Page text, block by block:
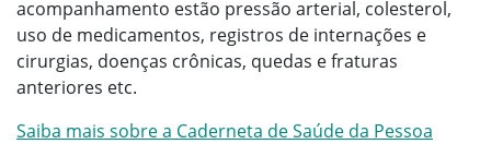
acompanhamento estão pressão arterial, colesterol,
uso de medicamentos, registros de internações e
cirurgias, doenças crônicas, quedas e fraturas
anteriores etc.
Saiba mais sobre a Caderneta de Saúde da Pessoa